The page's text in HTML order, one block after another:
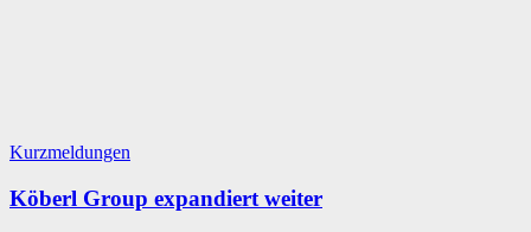
Kurzmeldungen
Köberl Group expandiert weiter